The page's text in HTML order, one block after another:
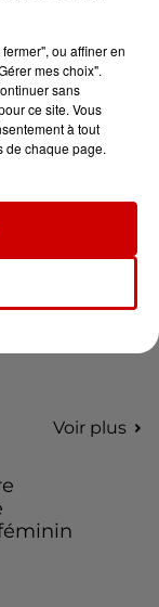
à
!
balade
Voir plus
ou affiner en
mes choix".
sans
ce site. Vous
à tout
de chaque page.